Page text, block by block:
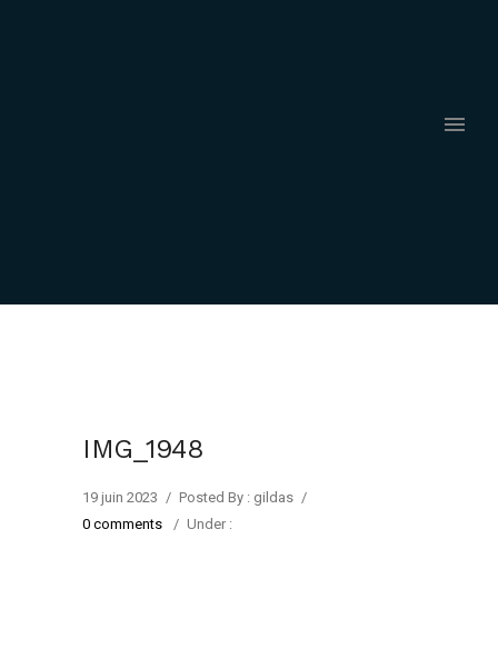
IMG_1948
19 juin 2023 / Posted By : gildas /
0 comments
/ Under :